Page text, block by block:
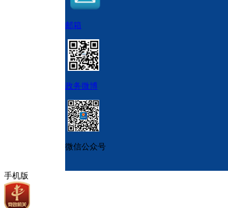
邮箱
政务微博
微信公众号
手机版